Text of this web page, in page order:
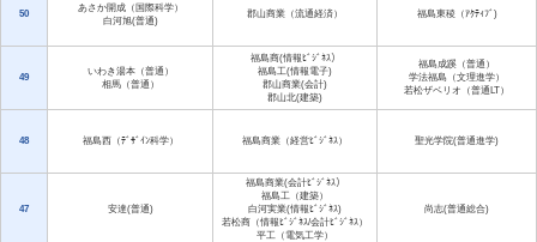
50
あさか開成（国際科学）
白河旭(普通)
郡山商業（流通経済） 福島東稜（ｱｸﾃｨﾌﾞ)
49
いわき湯本（普通）
相馬（普通）
福島商(情報ﾋﾞｼﾞﾈｽ）
福島工(情報電子)
郡山商業(会計)
郡山北(建築)
福島成蹊（普通）
学法福島（文理進学）
若松ザベリオ（普通LT）
48 福島西（ﾃﾞｻﾞｲﾝ科学） 福島商業（経営ﾋﾞｼﾞﾈｽ） 聖光学院(普通進学)
47 安達(普通)
福島商業(会計ﾋﾞｼﾞﾈｽ）
福島工（建築）
白河実業(情報ﾋﾞｼﾞﾈｽ)
若松商（情報ﾋﾞｼﾞﾈｽ/会計ﾋﾞｼﾞﾈｽ）
平工（電気工学）
尚志(普通総合)